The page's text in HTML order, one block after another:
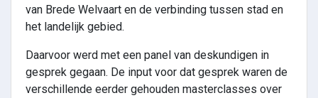
van Brede Welvaart en de verbinding tussen stad en
het landelijk gebied.
Daarvoor werd met een panel van deskundigen in
gesprek gegaan. De input voor dat gesprek waren de
verschillende eerder gehouden masterclasses over